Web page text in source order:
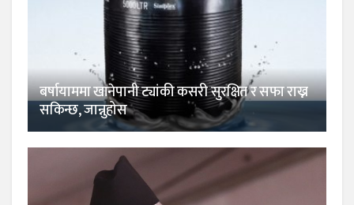
बर्षायाममा खानेपानी ट्यांकी कसरी सुरक्षित र सफा राख्न
सकिन्छ, जान्नुहोस